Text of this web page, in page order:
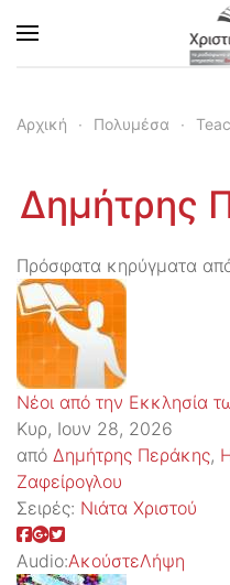
Skip to main content
Αρχική Πολυμέσα
Δημήτρης
Πρόσφατα κηρύγματα
Νέοι από την Εκκλησία
Κυρ, Ιουν 28, 2026
από Δημήτρης Περάκης,
Ζαφείρογλου
Σειρές: Νιάτα Χριστού
Audio:ΑκούστεΛήψη